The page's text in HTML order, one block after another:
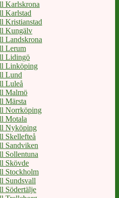
Karlskrona
Karlstad
Kristianstad
Kungälv
Landskrona
Lerum
Lidingö
Linköping
Lund
Luleå
Malmö
Märsta
Norrköping
Motala
Nyköping
Skellefteå
Sandviken
Sollentuna
Skövde
Stockholm
Sundsvall
Södertälje